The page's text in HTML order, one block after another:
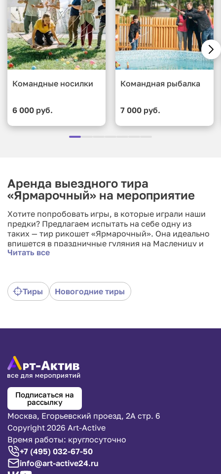
Командные носилки
6 000 руб.
Командная рыбалка
7 000 руб.
Аренда выездного тира
«Ярмарочный» на мероприятие
Хотите попробовать игры, в которые играли наши
предки? Предлагаем испытать на себе одну из
таких — тир рикошет «Ярмарочный». Она идеально
впишется в праздничные гуляния на Масленицу и
стилизованные под деревенский быт мероприятия.
чурбачек и рикошетом попали в ведро. Всем
любителям таких игр, как «городки», придется по
душе и это развлечение. Окунитесь в атмосферу
Читать все
Тиры Новогодние тиры
Подписаться на
рассылку
Москва, Егорьевский проезд, 2А стр. 6
Copyright 2026 Art-Active
Время работы: круглосуточно
+7 (495) 032-67-50
info@art-active24.ru